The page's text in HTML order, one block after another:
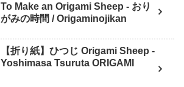
To Make an Origami Sheep - おり
がみの時間 / Origaminojikan
【折り紙】ひつじ Origami Sheep -
Yoshimasa Tsuruta ORIGAMI